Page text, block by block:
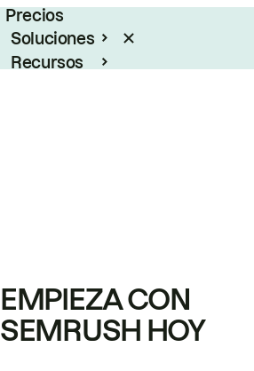
Precios
Soluciones
Recursos
EMPIEZA CON
SEMRUSH HOY